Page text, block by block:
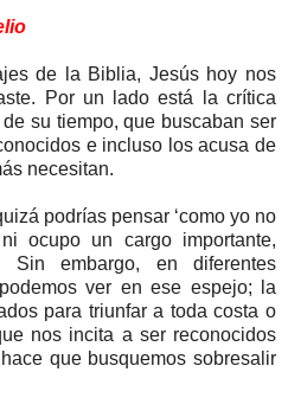
de la Biblia, Jesús hoy nos
Por un lado está la crítica
su tiempo, que buscaban ser
e incluso los acusa de
necesitan.
podrías pensar ‘como yo no
ocupo un cargo importante,
Sin embargo, en diferentes
ver en ese espejo; la
para triunfar a toda costa o
nos incita a ser reconocidos
que busquemos sobresalir